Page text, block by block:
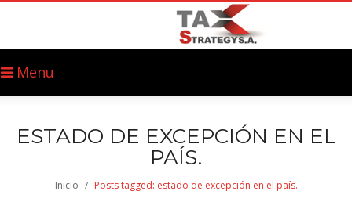
Menu
ESTADO DE EXCEPCIÓN EN EL
PAÍS.
Inicio / Posts tagged: estado de excepción en el país.